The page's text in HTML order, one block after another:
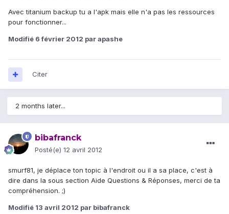
Avec titanium backup tu a l'apk mais elle n'a pas les ressources
pour fonctionner...
Modifié 6 février 2012 par apashe
Citer
2 months later...
bibafranck
Posté(e) 12 avril 2012
smurf81, je déplace ton topic à l'endroit ou il a sa place, c'est à
dire dans la sous section Aide Questions & Réponses, merci de ta
compréhension. ;)
Modifié 13 avril 2012 par bibafranck